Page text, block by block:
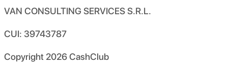
VAN CONSULTING SERVICES S.R.L.
CUI: 39743787
Copyright 2026CashClub